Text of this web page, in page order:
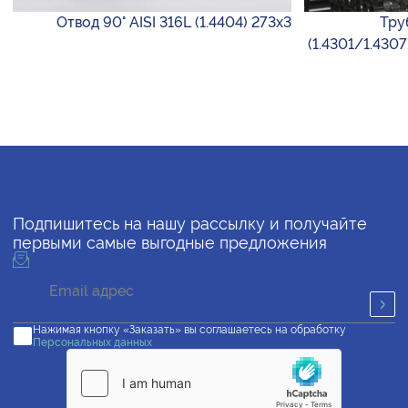
Отвод 90° AISI 316L (1.4404) 273х3
(1.4301/
Подпишитесь на нашу рассылку и получайте
первыми самые выгодные предложения
Нажимая кнопку «Заказать» вы соглашаетесь на обработку
Персональных данных